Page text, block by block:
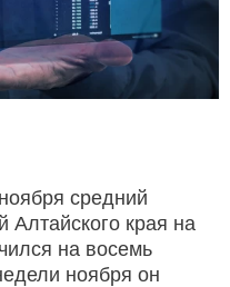
средний
края на
на восемь
ноября он